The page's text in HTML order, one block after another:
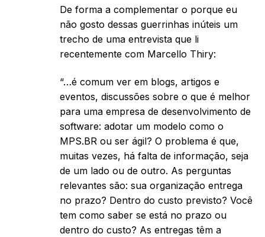
De forma a complementar o porque eu
não gosto dessas guerrinhas inúteis um
trecho de uma entrevista que li
recentemente com Marcello Thiry:
“…é comum ver em blogs, artigos e
eventos, discussões sobre o que é melhor
para uma empresa de desenvolvimento de
software: adotar um modelo como o
MPS.BR ou ser ágil? O problema é que,
muitas vezes, há falta de informação, seja
de um lado ou de outro. As perguntas
relevantes são: sua organização entrega
no prazo? Dentro do custo previsto? Você
tem como saber se está no prazo ou
dentro do custo? As entregas têm a